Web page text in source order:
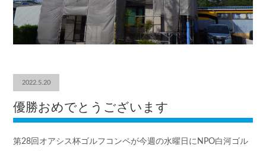
2022.5.20
優勝おめでとうございます
第28回オアシス杯ゴルフコンペが今週の水曜日にNPO白河ゴル